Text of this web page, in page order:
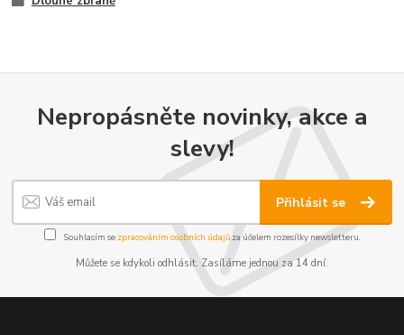
Nepropásněte novinky, akce a
slevy!
Přihlásit se
Souhlasím se zpracováním osobních údajůza účelem rozesílky newsletteru.
Můžete se kdykoli odhlásit. Zasíláme jednou za 14 dní.